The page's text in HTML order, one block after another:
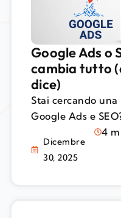
Google Ads o
cambia tutto
dice)
Stai cercando
Google Ads e
Dicembre
30, 2025
4